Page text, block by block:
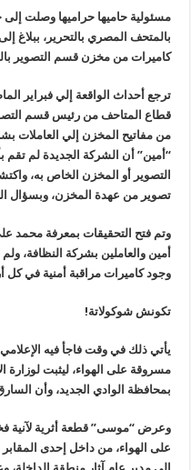
مسئولية حاميها حراميها وصلت
بالمتحف المصري بالتحرير،
كاميرات من مخزن قسم التصوير
ترجع أحداث الواقعة إلي فبراير
قطاع المتاحف من رئيس قسم
من مفاتيح المخزن إلي العاملات
“أمين” أن الشركة الجديدة لم تقم
تصوير من عهدة المخزن، وبسؤال
وتم فتح التحقيقات بمعرفة محمد
أمين والعاملين بشركة النظافة،
وجود كاميرات مراقبة أمنية في كل
تكونش شوكولاتة!
يأتي ذلك في وقت فاجأ فيه
مسروقة على الهواء، ليثبت لوزارة
بمحافظة الوادي الجديد، وأن
على الهواء، من داخل إحدى